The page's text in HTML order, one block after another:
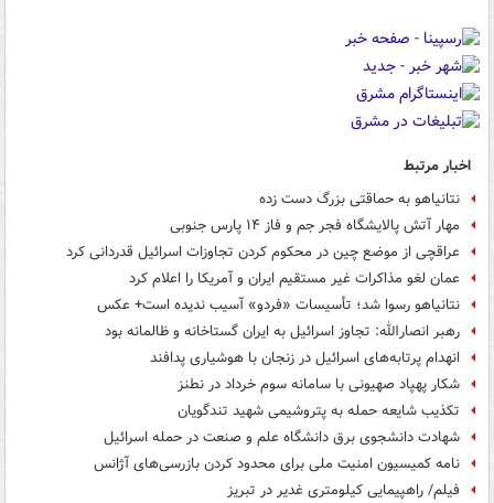
اخبار مرتبط
نتانیاهو به حماقتی بزرگ دست زده
مهار آتش پالایشگاه فجر جم و فاز ۱۴ پارس جنوبی
عراقچی از موضع چین در محکوم کردن تجاوزات اسرائیل قدردانی کرد
عمان لغو مذاکرات غیر مستقیم ایران و آمریکا را اعلام کرد
نتانیاهو رسوا شد؛ تأسیسات «فردو» آسیب ندیده است+ عکس
رهبر انصارالله: تجاوز اسرائیل به ایران گستاخانه و ظالمانه بود
انهدام پرتابه‌های اسرائیل در زنجان با هوشیاری پدافند
شکار پهپاد صهیونی با سامانه سوم خرداد در نطنز
تکذیب شایعه حمله به پتروشیمی شهید تندگویان
شهادت دانشجوی برق دانشگاه علم و صنعت در حمله اسرائیل
نامه کمیسیون امنیت ملی برای محدود کردن بازرسی‌های آژانس
فیلم/ راهپیمایی کیلومتری غدیر در تبریز